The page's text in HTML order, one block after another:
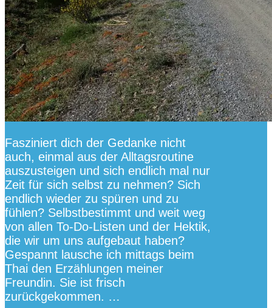
Fasziniert dich der Gedanke nicht
auch, einmal aus der Alltagsroutine
auszusteigen und sich endlich mal nur
Zeit für sich selbst zu nehmen? Sich
endlich wieder zu spüren und zu
fühlen? Selbstbestimmt und weit weg
von allen To-Do-Listen und der Hektik,
die wir um uns aufgebaut haben?
Gespannt lausche ich mittags beim
Thai den Erzählungen meiner
Freundin. Sie ist frisch
zurückgekommen. …